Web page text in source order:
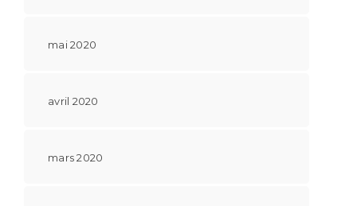
mai 2020
avril 2020
mars 2020